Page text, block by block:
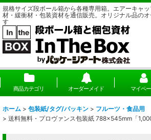
規格サイズ段ボール箱から各種専用箱。エアーキャ
材・緩衝材・包装資材を通信販売。オリジナル品の
す
商品カテゴリ オーダーメイド マイペ
ホーム > 包装紙/タグ/パッキン > フルーツ・食品用
> 送料無料・プロヴァンス包装紙 788×545mm「1,000